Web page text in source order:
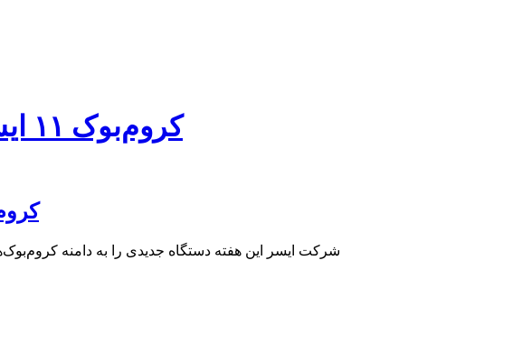
کروم‌بوک ۱۱ ایسر با قیمت ۱۸۰ دلار روانه بازار شد
کروم‌بوک ۱۱ ایسر با
شرکت ایسر این هفته دستگاه جدیدی را به دامنه کروم‌‌بوک‌های خود در سال ۲۰۱۶ اضافه کرد. اگر به